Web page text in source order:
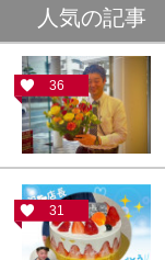
人気の記事
36
31